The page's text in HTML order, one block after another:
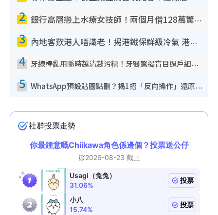
2 銀行高層戀上水療女技師！兩個月借128萬驚覺「沉船」沉落火海 揭背後疑似邪教操控賣淫
3 內地客歎港人唔識老！揭港鐵保鮮級冷氣 港人求放過：咪投訴
4 牙線棒亂用隨時越清越污糟！牙醫驚揭盲目過戶細菌恐致蛀牙：呢種先係日常真保養
5 WhatsApp預設貼圖點刪？揭1招「反向操作」還原簡潔介面 附3步實測教學